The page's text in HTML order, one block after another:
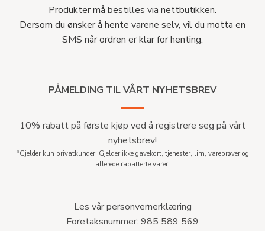
Produkter må bestilles via nettbutikken.
Dersom du ønsker å hente varene selv, vil du motta en
SMS når ordren er klar for henting.
PÅMELDING TIL VÅRT NYHETSBREV
10% rabatt på første kjøp ved å registrere seg på vårt
nyhetsbrev!
*Gjelder kun privatkunder. Gjelder ikke gavekort, tjenester, lim, vareprøver og
allerede rabatterte varer.
Les vår personvernerklæring
Foretaksnummer: 985 589 569